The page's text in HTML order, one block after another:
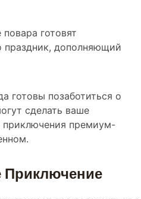
готовят
дополняющий
готовы позаботиться о
сделать ваше
приключения премиум-
Приключение